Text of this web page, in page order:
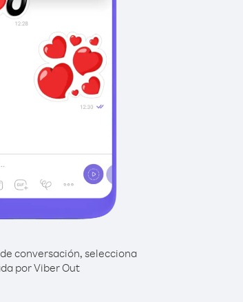
conversación, selecciona
por Viber Out